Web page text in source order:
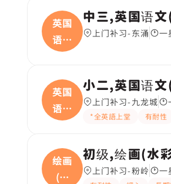
英国
语文
(
中三,英国语
上门补习-东涌 一
英国
语文
(
小二,英国语
上门补习-九龙城
*全英語上堂 有耐性
绘画
(水
初级,绘画(水
上门补习-粉岭 一